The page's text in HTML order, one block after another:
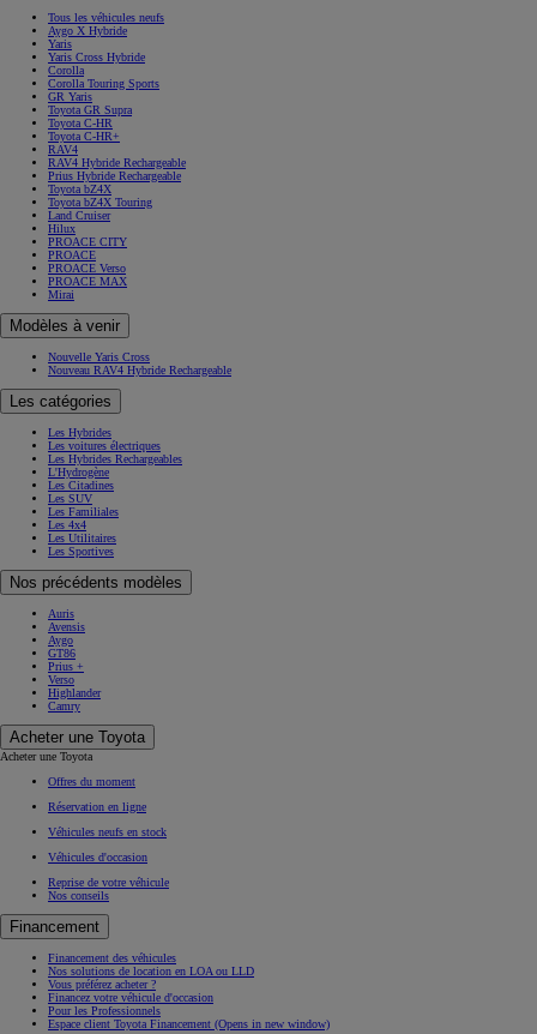
Tous les véhicules neufs
Aygo X Hybride
Yaris
Yaris Cross Hybride
Corolla
Corolla Touring Sports
GR Yaris
Toyota GR Supra
Toyota C-HR
Toyota C-HR+
RAV4
RAV4 Hybride Rechargeable
Prius Hybride Rechargeable
Toyota bZ4X
Toyota bZ4X Touring
Land Cruiser
Hilux
PROACE CITY
PROACE
PROACE Verso
PROACE MAX
Mirai
Modèles à venir
Nouvelle Yaris Cross
Nouveau RAV4 Hybride Rechargeable
Les catégories
Les Hybrides
Les voitures électriques
Les Hybrides Rechargeables
L'Hydrogène
Les Citadines
Les SUV
Les Familiales
Les 4x4
Les Utilitaires
Les Sportives
Nos précédents modèles
Auris
Avensis
Aygo
GT86
Prius +
Verso
Highlander
Camry
Acheter une Toyota
Acheter une Toyota
Offres du moment
Réservation en ligne
Véhicules neufs en stock
Véhicules d'occasion
Reprise de votre véhicule
Nos conseils
Financement
Financement des véhicules
Nos solutions de location en LOA ou LLD
Vous préférez acheter ?
Financez votre véhicule d'occasion
Pour les Professionnels
Espace client Toyota Financement (Opens in new window)